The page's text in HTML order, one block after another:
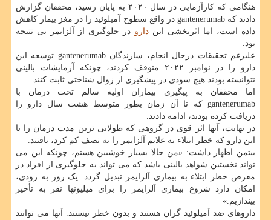
هنگامی که کارآزمایی در سال ۲۰۲۰ به پایان رسید، محققان گزارش
دادند که gantenerumab در واقع سطوح آمیلوئید را در مغز بیمار کاهش
داده است، اما اثربخشی این دارو در جلوگیری از آلزایمر بی نتیجه
بود.
علیرغم تحقیقات درحال انجام، سازندگان gantenerumab توسعه این
دارو را در نوامبر ۲۰۲۲ متوقف کردند، چونکه آزمایشات بالینی
نتوانسته بودند هیچ سودی در پیشگیری از زوال شناختی ثابت کنند.
اما محققان به پیگیری بیماران اولیه سالم تحت درمان با
gantenerumab که تا آن زمان بطور متوسط هشت سال دارو را
دریافت کرده بودند، ادامه دادند.
در نهایت، آنها اثر قوی در گروهی که طولانی ترین مدت درمان را با
این دارو که خطر ابتلاء به علایم آلزایمر را به نصف کم کرد، یافتند.
بیتمن اظهار داشت: «من حالا بسیار خوشبین هستم، چونکه این می
تواند نخستین شواهد بالینی باشد که می تواند به جلوگیری از افراد در
معرض خطر ابتلاء به بیماری آلزایمر تبدیل گردد. یک روز به زودی،
امکان دارد شروع بیماری آلزایمر را برای میلیونها نفر به تأخیر
بیندازیم.»
داروهای ضد آمیلوئید گران هستند و بدون خطر نیستند. آنها می توانند